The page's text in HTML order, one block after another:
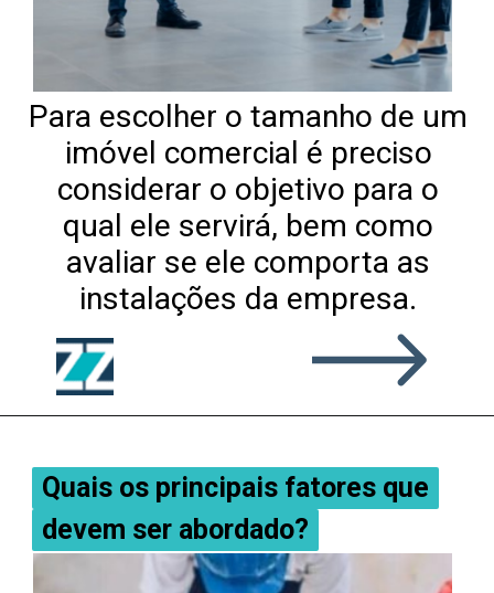
Para escolher o tamanho de um
imóvel comercial é preciso
considerar o objetivo para o
qual ele servirá, bem como
avaliar se ele comporta as
instalações da empresa.
Quais os principais fatores que
devem ser abordado?
Quais os principais fatores que
devem ser abordado?